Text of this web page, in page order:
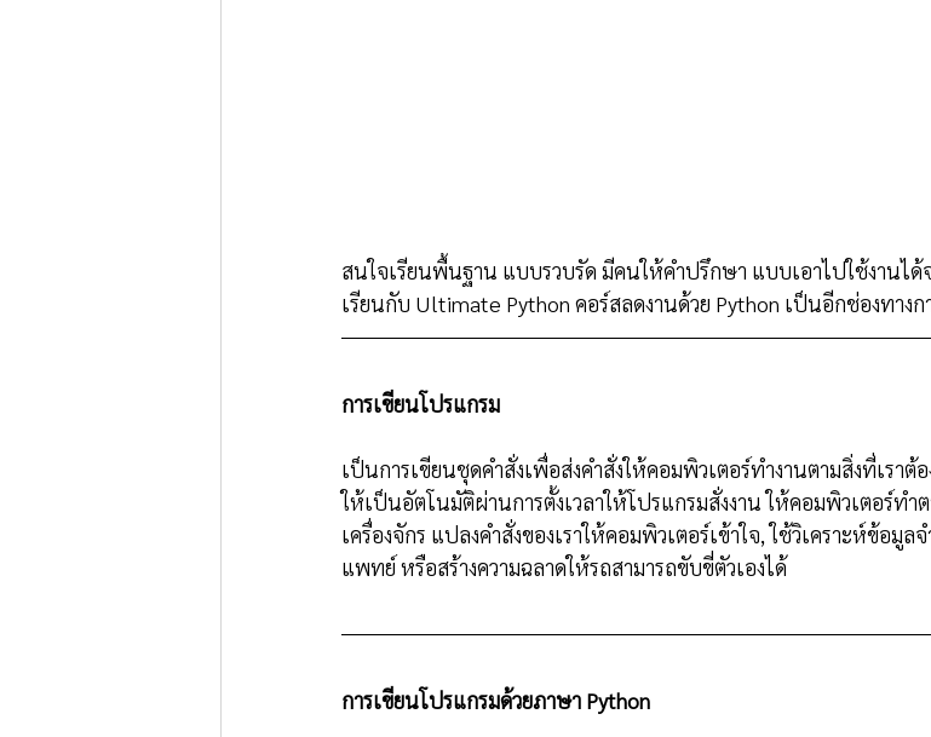
สนใจเรียนพื้นฐาน แบบรวบรัด มีคนให้คำปรึกษา แบบเอาไปใช้งานได้
เรียนกับ Ultimate Python คอร์สลดงานด้วย Python เป็นอีกช่องทาง
การเขียนโปรแกรม
เป็นการเขียนชุดคำสั่งเพื่อส่งคำสั่งให้คอมพิวเตอร์ทำงานตามสิ่งที่เราต้อ
ให้เป็นอัตโนมัติผ่านการตั้งเวลาให้โปรแกรมสั่งงาน ให้คอมพิวเตอร์ทำ
เครื่องจักร แปลงคำสั่งของเราให้คอมพิวเตอร์เข้าใจ, ใช้วิเคราะห์ข้อมู
แพทย์ หรือสร้างความฉลาดให้รถสามารถขับขี่ตัวเองได้
การเขียนโปรแกรมด้วยภาษา Python